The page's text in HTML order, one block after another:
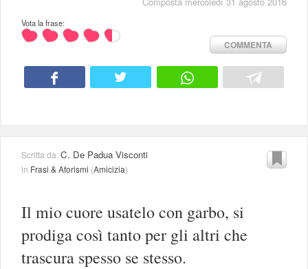
Vota la frase:
COMMENTA
Scritta da:C. De Padua Visconti
in Frasi & Aforismi (Amicizia)
Il mio cuore usatelo con garbo, si
prodiga così tanto per gli altri che
trascura spesso se stesso.